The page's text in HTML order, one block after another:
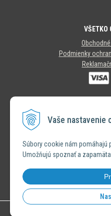
Vaše nastavenie
Súbory cookie nám pomáhajú
Umožňujú spoznať a
VŠETKO
Podmienky